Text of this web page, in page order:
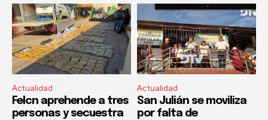
Actualidad
Felcn aprehende a tres
personas y secuestra
Actualidad
San Julián se moviliza
por falta de